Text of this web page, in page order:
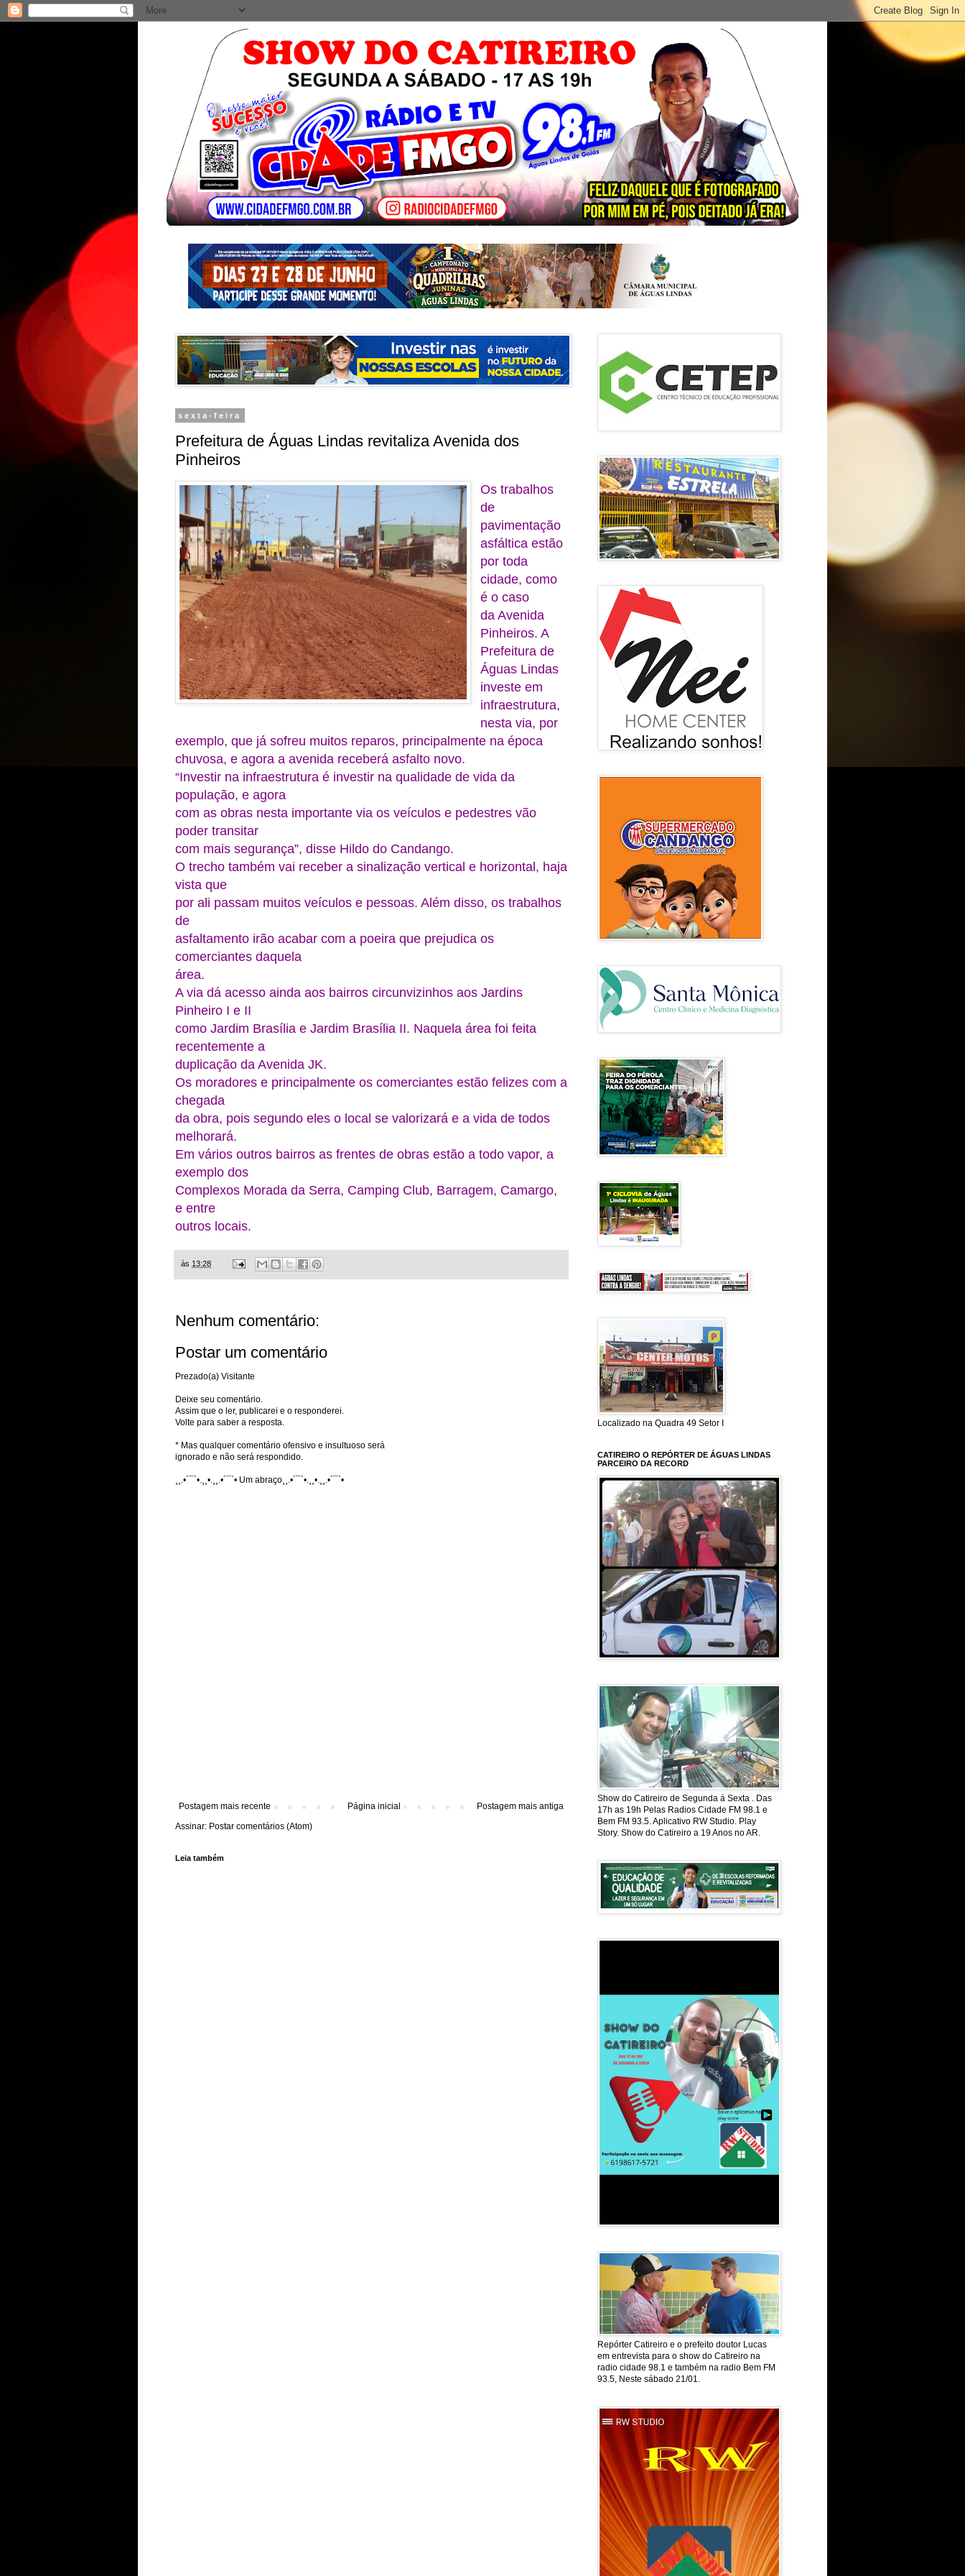
sexta-feira
Prefeitura de Águas Lindas revitaliza Avenida dos
Pinheiros
Os trabalhos
de
pavimentação
asfáltica estão
por toda
cidade, como
é o caso
da Avenida
Pinheiros. A
Prefeitura de
Águas Lindas
investe em
infraestrutura,
nesta via, por
exemplo, que já sofreu muitos reparos, principalmente na época
chuvosa, e agora a avenida receberá asfalto novo.
“Investir na infraestrutura é investir na qualidade de vida da
população, e agora
com as obras nesta importante via os veículos e pedestres vão
poder transitar
com mais segurança”, disse Hildo do Candango.
O trecho também vai receber a sinalização vertical e horizontal, haja
vista que
por ali passam muitos veículos e pessoas. Além disso, os trabalhos
de
asfaltamento irão acabar com a poeira que prejudica os
comerciantes daquela
área.
A via dá acesso ainda aos bairros circunvizinhos aos Jardins
Pinheiro I e II
como Jardim Brasília e Jardim Brasília II. Naquela área foi feita
recentemente a
duplicação da Avenida JK.
Os moradores e principalmente os comerciantes estão felizes com a
chegada
da obra, pois segundo eles o local se valorizará e a vida de todos
melhorará.
Em vários outros bairros as frentes de obras estão a todo vapor, a
exemplo dos
Complexos Morada da Serra, Camping Club, Barragem, Camargo,
e entre
outros locais.
às 13:28
Nenhum comentário:
Postar um comentário
Prezado(a) Visitante
Deixe seu comentário.
Assim que o ler, publicarei e o responderei.
Volte para saber a resposta.
* Mas qualquer comentário ofensivo e insultuoso será
ignorado e não será respondido.
¸¸.•´¯`•.¸¸•.¸¸.•´¯`• Um abraço¸¸.•´¯`•.¸¸•.¸¸.•´¯`•
Postagem mais recente Postagem mais antiga
Página inicial
Assinar: Postar comentários (Atom)
Leia também
Localizado na Quadra 49 Setor I
CATIREIRO O REPÓRTER DE ÁGUAS LINDAS
PARCEIRO DA RECORD
Show do Catireiro de Segunda á Sexta . Das
17h as 19h Pelas Radios Cidade FM 98.1 e
Bem FM 93.5. Aplicativo RW Studio. Play
Story. Show do Catireiro a 19 Anos no AR.
Repórter Catireiro e o prefeito doutor Lucas
em entrevista para o show do Catireiro na
radio cidade 98.1 e também na radio Bem FM
93.5, Neste sábado 21/01.